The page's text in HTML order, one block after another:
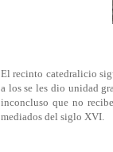
El recinto catedralicio
a los se les dio unidad
inconcluso que no
mediados del siglo XVI.